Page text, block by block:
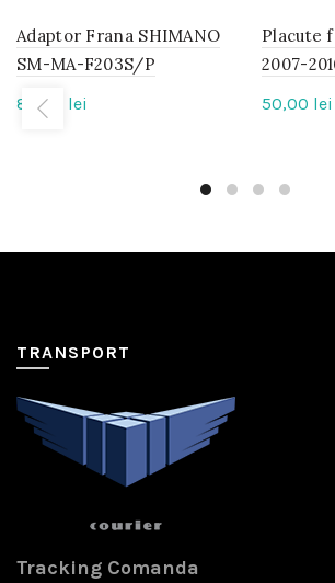
IN
STOC
Adaptor Frana SHIMANO
SM-MA-F203S/P
89,00 lei
IN
STOC
Placute
2007-
50,00 lei
TRANSPORT
Tracking Comanda